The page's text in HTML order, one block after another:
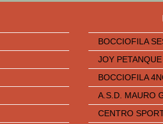
BOCCIOFILA
JOY PETANQUE
BOCCIOFILA
A.S.D. MAURO
CENTRO